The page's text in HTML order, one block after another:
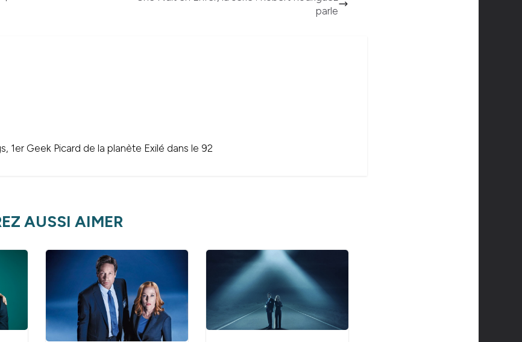
parle
1er Geek Picard de la planète Exilé dans le 92
AUSSI AIMER